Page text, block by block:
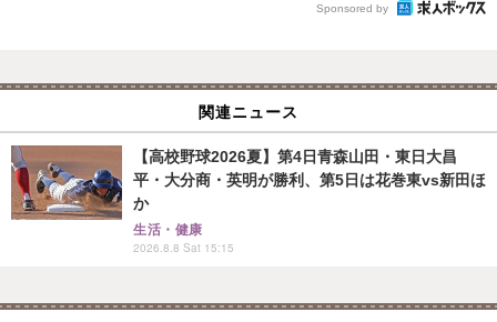
Sponsored by
関連ニュース
【高校野球2026夏】第4日青森山田・東日大昌
平・大分商・英明が勝利、第5日は花巻東vs新田ほ
か
生活・健康
2026.8.8 Sat 15:15